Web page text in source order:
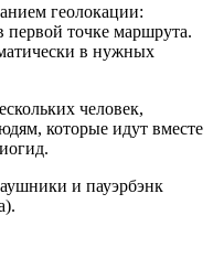
геолокации:
первой точке маршрута.
в нужных
человек,
которые идут вместе
и пауэрбэнк